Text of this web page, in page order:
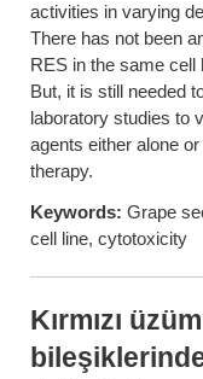
activities in varying
There has not been
RES in the same cell
But, it is still needed
laboratory studies to
agents either alone
therapy.
Keywords: Grape
cell line, cytotoxicity
Kırmızı